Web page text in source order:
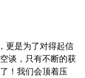
更是为了对得起信
谈，只有不断的获
！我们会顶着压